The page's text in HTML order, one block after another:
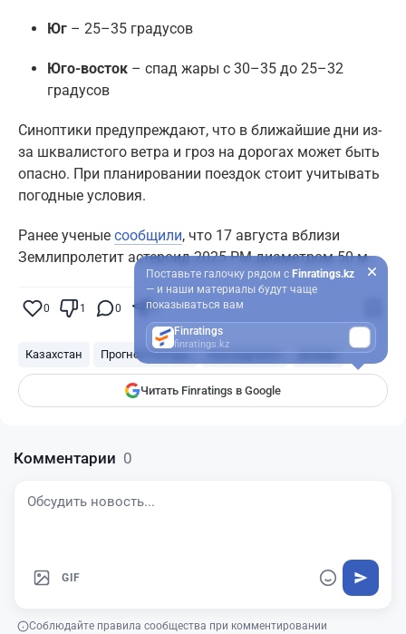
Юг – 25–35 градусов
Юго-восток – спад жары с 30–35 до 25–32
градусов
Синоптики предупреждают, что в ближайшие дни из-
за шквалистого ветра и гроз на дорогах может быть
опасно. При планировании поездок стоит учитывать
погодные условия.
Ранее ученые сообщили, что 17 августа вблизи
Землипролетит астероид 2025 PM диаметром 50 м .
0 1 0 0
Казахстан Прогноз Погоды Казгидромет Дождь
Читать Finratings в Google
Поставьте галочку рядом с Finratings.kz
— и наши материалы будут чаще
показываться вам
Finratings
finratings.kz
Комментарии 0
GIF
Соблюдайте правила сообщества при комментировании